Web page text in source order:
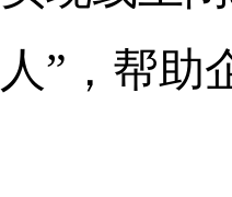
人”，帮助